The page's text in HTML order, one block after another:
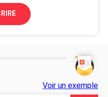
Voir un exemple